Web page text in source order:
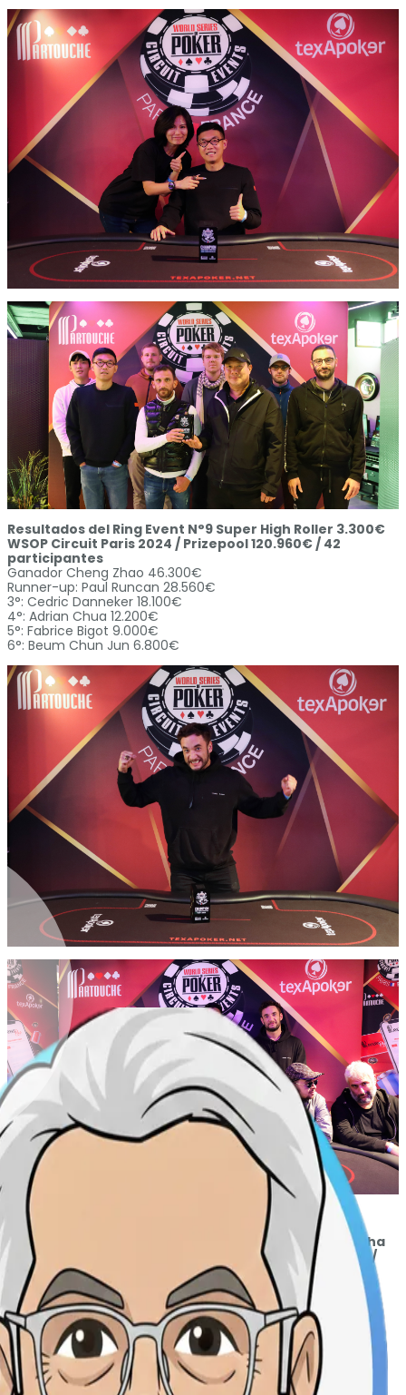
Resultados del Ring Event N°9 Super High Roller 3.300€
WSOP Circuit Paris 2024 / Prizepool 120.960€ / 42
participantes
Ganador Cheng Zhao 46.300€
Runner-up: Paul Runcan 28.560€
3°: Cedric Danneker 18.100€
4°: Adrian Chua 12.200€
5°: Fabrice Bigot 9.000€
6°: Beum Chun Jun 6.800€
Resultados de la mesa final del Ring Event N°10 Omaha
550€ WSOP Circuit Paris 2024 / Prizepool 66.796,80 € /
142 participantes / 20 ITM
Ganador: Maciel Larsen Birger 15.300€
Runner-up: Ibrahim El Basyouni 10.676,80€
3°: Philippe Iontzeff 7.750€
4°: Thierry Amirault 5.850€
5°: Abdelmajid Chiboub 4.520€
6°: Barouk Cohen 3.520€
7°: Helmut Phung 2.720€
8°: Guillaume Oliveira 2.120€